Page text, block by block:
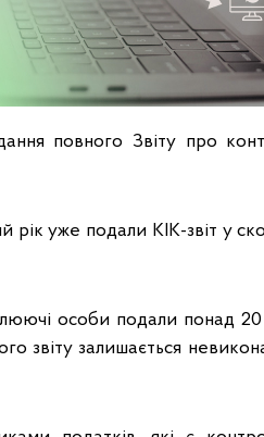
повного Звіту про
рік уже подали КІК-звіт у
особи подали понад 20
звіту залишається